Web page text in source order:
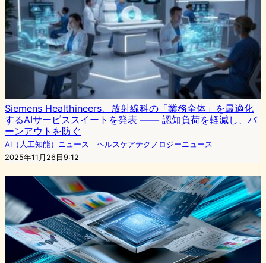
Siemens Healthineers、放射線科の「業務全体」を最適化
するAIサービススイートを発表 —— 認知負荷を軽減し、バ
ーンアウトを防ぐ
AI（人工知能）ニュース ｜ ヘルスケアテクノロジーニュース
2025年11月26日9:12